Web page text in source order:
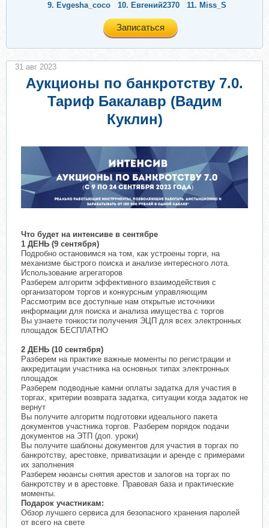
9. Evgesha_coco 10. Евгений2370 11. Miss_S
Записаться
Аукционы по банкротству 7.0.
Тариф Бакалавр (Вадим
Куклин)
Что будет на интенсиве в сентябре
1 ДЕНЬ (9 сентября)
Подробно остановимся на том, как устроены торги, на
механизме быстрого поиска и анализе интересного лота.
Использование агрегаторов
Разберем алгоритм эффективного взаимодействия с
организатором торгов и конкурсным управляющим
Рассмотрим все доступные нам открытые источники
информации для поиска и анализа имущества с торгов
Вы узнаете тонкости получения ЭЦП для всех электронных
площадок БЕСПЛАТНО
2 ДЕНЬ (10 сентября)
Разберем на практике важные моменты по регистрации и
аккредитации участника на основных типах электронных
площадок
Разберем подводные камни оплаты задатка для участия в
торгах, критерии возврата задатка, ситуации когда задаток не
вернут
Вы получите алгоритм подготовки идеального пакета
документов участника торгов. Разберем порядок подачи
документов на ЭТП (доп. уроки)
Вы получите шаблоны документов для участия в торгах по
банкротству, арестовке, приватизации и аренде с примерами
их заполнения
Разберем нюансы снятия арестов и залогов на торгах по
банкротству и в арестовке. Правовая база и практические
моменты.
Подарок участникам:
Обзор лучшего сервиса для безопасного хранения паролей
от всего на свете
31 авг 2023